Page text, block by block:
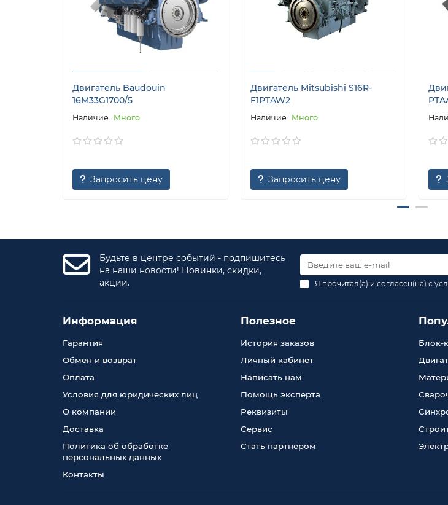
Двигатель Baudouin
16M33G1700/5
Много
Запросить цену
Двигатель Mitsubishi S16R-
F1PTAW2
Много
Запросить цену
Будьте в центре событий - подпишитесь
на наши новости! Новинки, скидки,
акции.
Я прочитал(а) и согласен(на) с
Информация
Гарантия
Обмен и возврат
Оплата
Условия для юридических лиц
О компании
Доставка
Политика об обработке
персональных данных
Контакты
Полезное
История заказов
Личный кабинет
Написать нам
Помощь эксперта
Реквизиты
Сервис
Стать партнером
Блок-